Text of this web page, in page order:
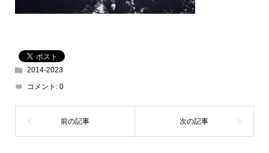
2014-2023
コメント: 0